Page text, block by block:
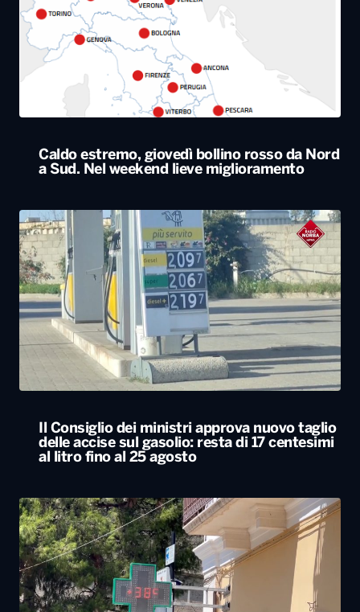
Caldo estremo, giovedì bollino rosso da Nord
a Sud. Nel weekend lieve miglioramento
Il Consiglio dei ministri approva nuovo taglio
delle accise sul gasolio: resta di 17 centesimi
al litro fino al 25 agosto
L’Italia resta nella morsa del caldo. Oggi e
domani bollino rosso in 25 città, tra cui Bari